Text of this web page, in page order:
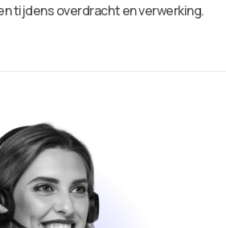
tijdens overdracht en verwerking.